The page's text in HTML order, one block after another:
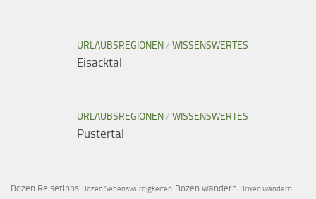
URLAUBSREGIONEN/ WISSENSWERTES
Eisacktal
URLAUBSREGIONEN/ WISSENSWERTES
Pustertal
Bozen Reisetipps Bozen Sehenswürdigkeiten Bozen wandern Brixen wandern